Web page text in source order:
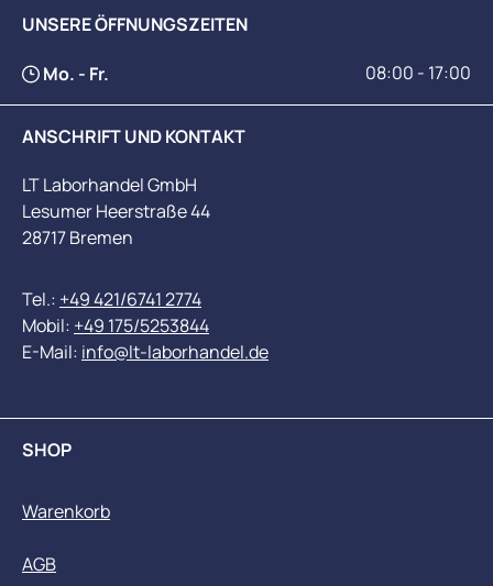
UNSERE ÖFFNUNGSZEITEN
Mo. - Fr. 08:00 - 17:00
ANSCHRIFT UND KONTAKT
LT Laborhandel GmbH
Lesumer Heerstraße 44
28717 Bremen
Tel.: +49 421/6741 2774
Mobil: +49 175/5253844
E-Mail: info@lt-laborhandel.de
SHOP
Warenkorb
AGB